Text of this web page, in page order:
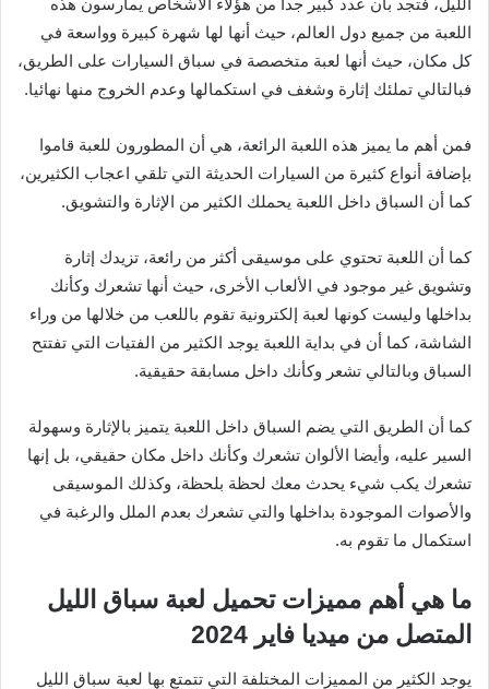
الليل، فتجد بأن عدد كبير جدا من هؤلاء الأشخاص يمارسون هذه
اللعبة من جميع دول العالم، حيث أنها لها شهرة كبيرة وواسعة في
كل مكان، حيث أنها لعبة متخصصة في سباق السيارات على الطريق،
فبالتالي تملئك إثارة وشغف في استكمالها وعدم الخروج منها نهائيا.
فمن أهم ما يميز هذه اللعبة الرائعة، هي أن المطورون للعبة قاموا
بإضافة أنواع كثيرة من السيارات الحديثة التي تلقي اعجاب الكثيرين،
كما أن السباق داخل اللعبة يحملك الكثير من الإثارة والتشويق.
كما أن اللعبة تحتوي على موسيقى أكثر من رائعة، تزيدك إثارة
وتشويق غير موجود في الألعاب الأخرى، حيث أنها تشعرك وكأنك
بداخلها وليست كونها لعبة إلكترونية تقوم باللعب من خلالها من وراء
الشاشة، كما أن في بداية اللعبة يوجد الكثير من الفتيات التي تفتتح
السباق وبالتالي تشعر وكأنك داخل مسابقة حقيقية.
كما أن الطريق التي يضم السباق داخل اللعبة يتميز بالإثارة وسهولة
السير عليه، وأيضا الألوان تشعرك وكأنك داخل مكان حقيقي، بل إنها
تشعرك يكب شيء يحدث معك لحظة بلحظة، وكذلك الموسيقى
والأصوات الموجودة بداخلها والتي تشعرك بعدم الملل والرغبة في
استكمال ما تقوم به.
ما هي أهم مميزات تحميل لعبة سباق الليل
المتصل من ميديا فاير 2024
يوجد الكثير من المميزات المختلفة التي تتمتع بها لعبة سباق الليل